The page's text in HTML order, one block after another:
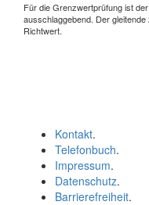
Für die Grenzwertprüfung ist
ausschlaggebend. Der
Richtwert.
Kontakt.
Telefonbuch.
Impressum.
Datenschutz.
Barrierefreiheit.